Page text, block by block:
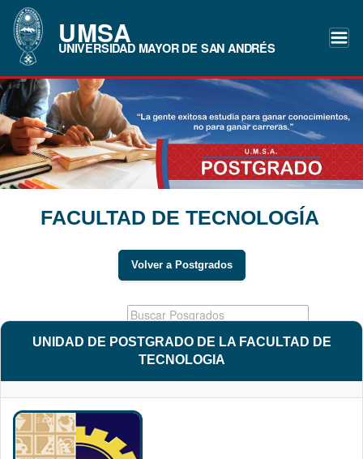
UMSA
UNIVERSIDAD MAYOR DE SAN ANDRÉS
FACULTAD DE TECNOLOGÍA
Volver a Postgrados
UNIDAD DE POSTGRADO DE LA FACULTAD DE
TECNOLOGIA